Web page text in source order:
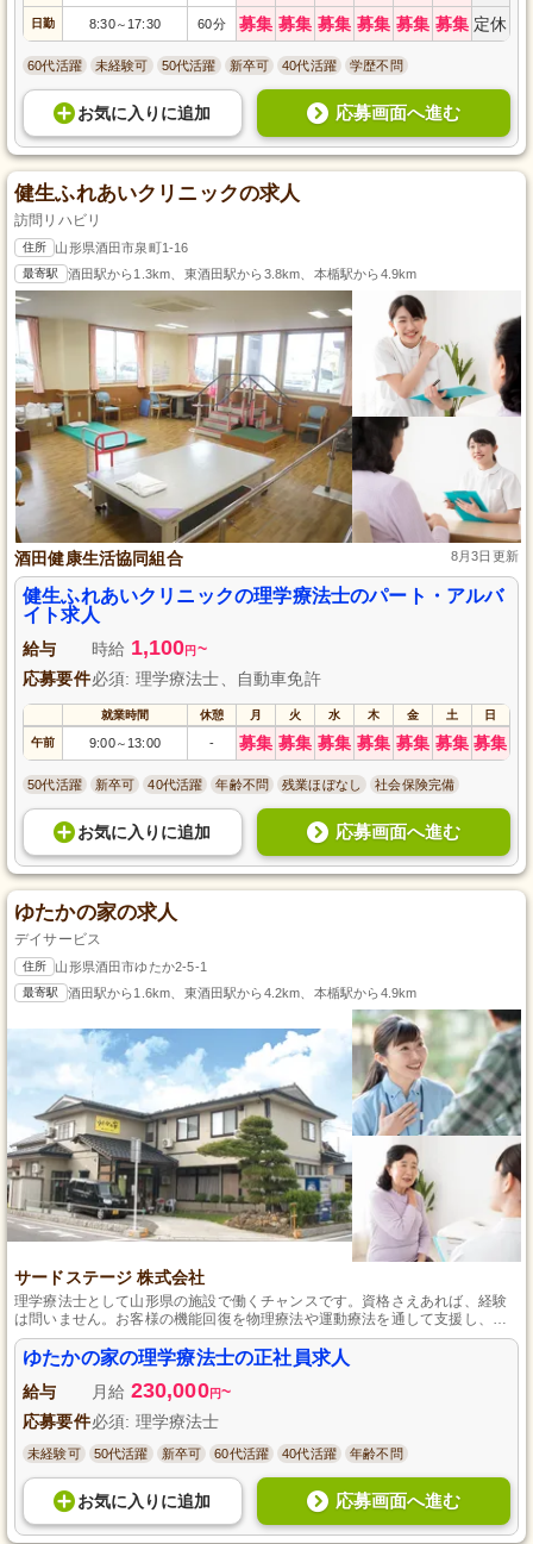
日勤 8:30～ 17:30 60分 募集 募集 募集 募集 募集 募集 定休
60代活躍 未経験可 50代活躍 新卒可 40代活躍 学歴不問
お気に入り に追加 応募画面へ進む
健生ふれあいクリニックの求人
訪問リハビリ
住所 山形県酒田市泉町1-16
最寄駅 酒田駅から1.3km、東酒田駅から3.8km、本楯駅から4.9km
酒田健康生活協同組合 8月3日更新
健生ふれあいクリニックの理学療法士のパート・アルバ
イト求人
給与 時給 1,100円 ~
応募要件必須: 理学療法士、自動車免許
就業時間 休憩 月 火 水 木 金 土 日
午前 9:00～ 13:00 - 募集 募集 募集 募集 募集 募集 募集
50代活躍 新卒可 40代活躍 年齢不問 残業ほぼなし 社会保険完備
お気に入り に追加 応募画面へ進む
ゆたかの家の求人
デイサービス
住所 山形県酒田市ゆたか2-5-1
最寄駅 酒田駅から1.6km、東酒田駅から4.2km、本楯駅から4.9km
サードステージ 株式会社
理学療法士として山形県の施設で働くチャンスです。資格さえあれば、経験
は問いません。お客様の機能回復を物理療法や運動療法を通して支援し、明
るい笑顔で「毎回あなたに会うのが楽しみです」と言っていただける関係を
築くことができます。職員同士の密なコミュニケーションを大切にし、ご利
用者様一人ひとりに家庭のような温かさを提供することに力を入れていま
す。この素晴らしいチームで、あなたのスキルを活かしてみませんか？
ゆたかの家の理学療法士の正社員求人
給与 月給 230,000円~
応募要件必須: 理学療法士
未経験可 50代活躍 新卒可 60代活躍 40代活躍 年齢不問
お気に入り に追加 応募画面へ進む